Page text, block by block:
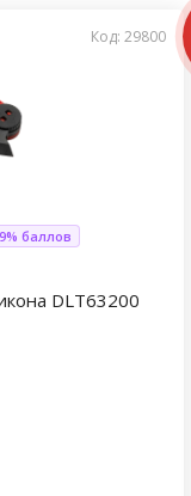
Код: 29800
баллов
DLT63200